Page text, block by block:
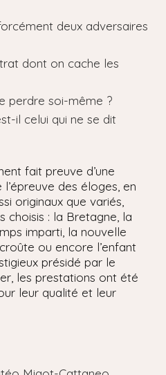
deux adversaires
dont on cache les
perdre soi-même ?
il celui qui ne se dit
fait preuve d’une
des éloges, en
originaux que variés,
choisis : la Bretagne, la
imparti, la nouvelle
ou encore l’enfant
présidé par le
les prestations ont été
leur qualité et leur